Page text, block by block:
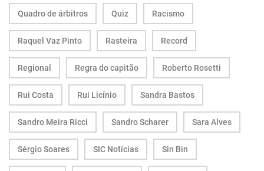
Quadro de árbitros Quiz Racismo
Raquel Vaz Pinto Rasteira Record
Regional Regra do capitão Roberto Rosetti
Rui Costa Rui Licínio Sandra Bastos
Sandro Meira Ricci Sandro Scharer Sara Alves
Sérgio Soares SIC Notícias Sin Bin